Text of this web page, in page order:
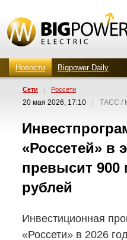
Новости Bigpower Daily
Сети | Россети
20 мая 2026, 17:10 ТАСС /
«Россетей» в
превысит 900
рублей
Инвестиционная
«Россети» в 2026